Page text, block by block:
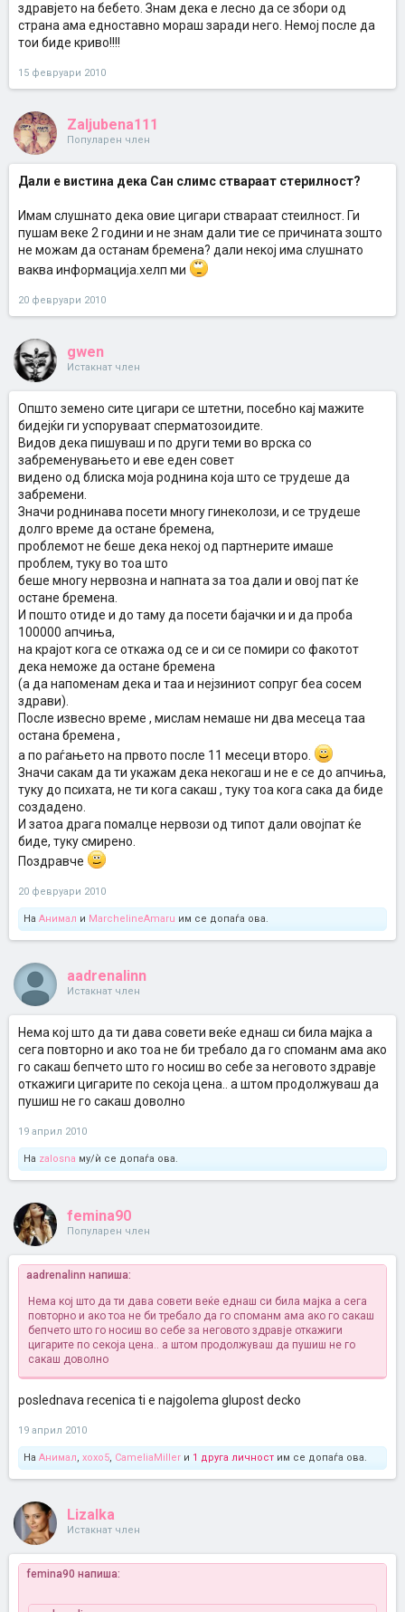
здравјето на бебето. Знам дека е лесно да се збори од
страна ама едноставно мораш заради него. Немој после да
тои биде криво!!!!
15 февруари 2010
Zaljubena111
Популарен член
Дали е вистина дека Сан слимс ствараат стерилност?
Имам слушнато дека овие цигари ствараат стеилност. Ги
пушам веке 2 години и не знам дали тие се причината зошто
не можам да останам бремена? дали некој има слушнато
ваква информација.хелп ми
20 февруари 2010
gwen
Истакнат член
Општо земено сите цигари се штетни, посебно кај мажите
бидејќи ги успоруваат сперматозоидите.
Видов дека пишуваш и по други теми во врска со
забременувањето и еве еден совет
видено од блиска моја роднина која што се трудеше да
забремени.
Значи роднинава посети многу гинеколози, и се трудеше
долго време да остане бремена,
проблемот не беше дека некој од партнерите имаше
проблем, туку во тоа што
беше многу нервозна и напната за тоа дали и овој пат ќе
остане бремена.
И пошто отиде и до таму да посети бајачки и и да проба
100000 апчиња,
на крајот кога се откажа од се и си се помири со факотот
дека неможе да остане бремена
(а да напоменам дека и таа и нејзиниот сопруг беа сосем
здрави).
После извесно време , мислам немаше ни два месеца таа
остана бремена ,
а по раѓањето на првото после 11 месеци второ.
Значи сакам да ти укажам дека некогаш и не е се до апчиња,
туку до психата, не ти кога сакаш , туку тоа кога сака да биде
создадено.
И затоа драга помалце нервози од типот дали овојпат ќе
биде, туку смирено.
Поздравче
20 февруари 2010
На Анимал и MarchelineAmaru им се допаѓа ова.
aadrenalinn
Истакнат член
Нема кој што да ти дава совети веќе еднаш си била мајка а
сега повторно и ако тоа не би требало да го споманм ама ако
го сакаш бепчето што го носиш во себе за неговото здравје
откажиги цигарите по секоја цена.. а штом продолжуваш да
пушиш не го сакаш доволно
19 април 2010
На zalosna му/ѝ се допаѓа ова.
femina90
Популарен член
aadrenalinn напиша:
Нема кој што да ти дава совети веќе еднаш си била мајка а сега
повторно и ако тоа не би требало да го споманм ама ако го сакаш
бепчето што го носиш во себе за неговото здравје откажиги
цигарите по секоја цена.. а штом продолжуваш да пушиш не го
сакаш доволно
poslednava recenica ti e najgolema glupost decko
19 април 2010
На Анимал, xoxo5, CameliaMiller и 1 друга личност им се допаѓа ова.
Lizalka
Истакнат член
femina90 напиша: